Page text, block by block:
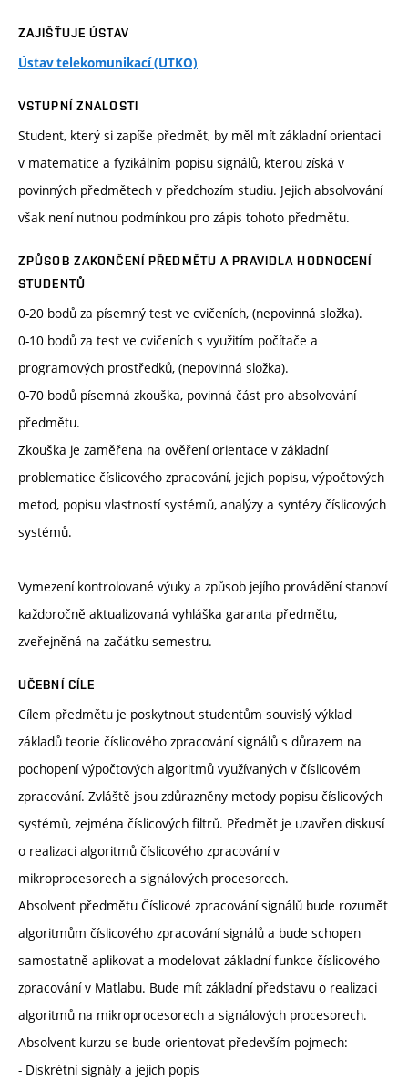
ZAJIŠŤUJE ÚSTAV
Ústav telekomunikací (UTKO)
VSTUPNÍ ZNALOSTI
Student, který si zapíše předmět, by měl mít základní orientaci
v matematice a fyzikálním popisu signálů, kterou získá v
povinných předmětech v předchozím studiu. Jejich absolvování
však není nutnou podmínkou pro zápis tohoto předmětu.
ZPŮSOB ZAKONČENÍ PŘEDMĚTU A PRAVIDLA HODNOCENÍ
STUDENTŮ
0-20 bodů za písemný test ve cvičeních, (nepovinná složka).
0-10 bodů za test ve cvičeních s využitím počítače a
programových prostředků, (nepovinná složka).
0-70 bodů písemná zkouška, povinná část pro absolvování
předmětu.
Zkouška je zaměřena na ověření orientace v základní
problematice číslicového zpracování, jejich popisu, výpočtových
metod, popisu vlastností systémů, analýzy a syntézy číslicových
systémů.
Vymezení kontrolované výuky a způsob jejího provádění stanoví
každoročně aktualizovaná vyhláška garanta předmětu,
zveřejněná na začátku semestru.
UČEBNÍ CÍLE
Cílem předmětu je poskytnout studentům souvislý výklad
základů teorie číslicového zpracování signálů s důrazem na
pochopení výpočtových algoritmů využívaných v číslicovém
zpracování. Zvláště jsou zdůrazněny metody popisu číslicových
systémů, zejména číslicových filtrů. Předmět je uzavřen diskusí
o realizaci algoritmů číslicového zpracování v
mikroprocesorech a signálových procesorech.
Absolvent předmětu Číslicové zpracování signálů bude rozumět
algoritmům číslicového zpracování signálů a bude schopen
samostatně aplikovat a modelovat základní funkce číslicového
zpracování v Matlabu. Bude mít základní představu o realizaci
algoritmů na mikroprocesorech a signálových procesorech.
Absolvent kurzu se bude orientovat především pojmech:
- Diskrétní signály a jejich popis